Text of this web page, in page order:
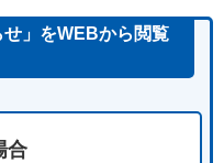
」をWEBから閲覧
合